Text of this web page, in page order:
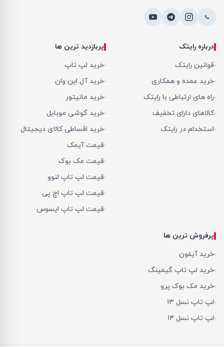
درباره رایتک
قوانین رایتک
خرید عمده و همکاری
راه های ارتباطی با رایتک
کالاهای دارای تخفیف
استخدام در رایتک
پربازدید ترین ها
خرید لپ تاپ
خرید آل این وان
خرید مانیتور
خرید گوشی موبایل
خرید اقساطی کالای دیجیتال
قیمت آیمک
قیمت مک بوک
قیمت لپ تاپ لنوو
قیمت لپ تاپ اچ پی
قیمت لپ تاپ ایسوس
پرفروش ترین ها
خرید آیفون
خرید لپ تاپ گیمینگ
خرید مک بوک پرو
لپ تاپ نسل ۱۳
لپ تاپ نسل ۱۴